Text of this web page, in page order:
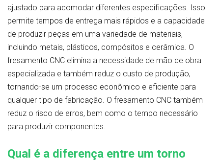
ajustado para acomodar diferentes especificações. Isso
permite tempos de entrega mais rápidos e a capacidade
de produzir peças em uma variedade de materiais,
incluindo metais, plásticos, compósitos e cerâmica. O
fresamento CNC elimina a necessidade de mão de obra
especializada e também reduz o custo de produção,
tornando-se um processo econômico e eficiente para
qualquer tipo de fabricação. O fresamento CNC também
reduz o risco de erros, bem como o tempo necessário
para produzir componentes.
Qual é a diferença entre um torno